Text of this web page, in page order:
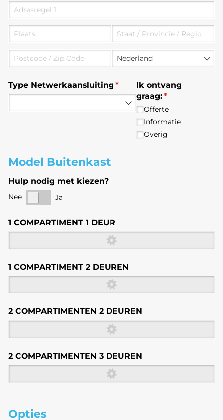
Type Netwerkaansluiting *
(is vereist)Ik ontvang
graag:*
(is vereist)
Offerte
Informatie
Overig
Model Buitenkast
Hulp nodig met kiezen?
Nee Ja
1 COMPARTIMENT 1 DEUR
1 COMPARTIMENT 2 DEUREN
2 COMPARTIMENTEN 2 DEUREN
2 COMPARTIMENTEN 3 DEUREN
Opties